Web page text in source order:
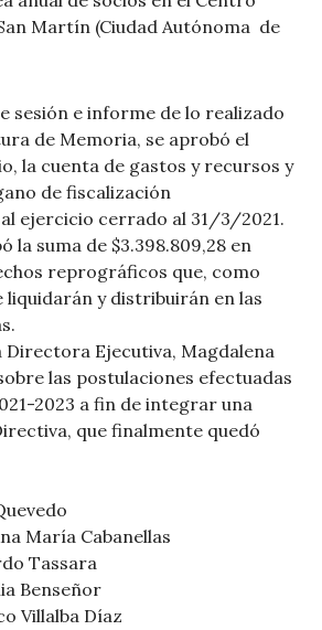
Martín (Ciudad Autónoma de
sesión e informe de lo realizado
de Memoria, se aprobó el
la cuenta de gastos y recursos y
de fiscalización
ejercicio cerrado al 31/3/2021.
la suma de $3.398.809,28 en
reprográficos que, como
liquidarán y distribuirán en las
Directora Ejecutiva, Magdalena
las postulaciones efectuadas
2023 a fin de integrar una
que finalmente quedó
María Cabanellas
Tassara
Benseñor
Villalba Díaz